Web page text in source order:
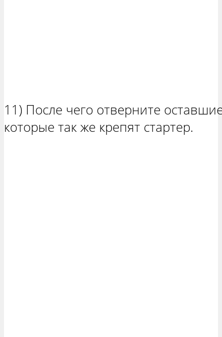
11) После чего отверните
которые так же крепят стартер.